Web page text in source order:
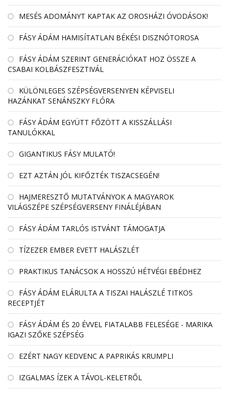
MESÉS ADOMÁNYT KAPTAK AZ OROSHÁZI ÓVODÁSOK!
FÁSY ÁDÁM HAMISÍTATLAN BÉKÉSI DISZNÓTOROSA
FÁSY ÁDÁM SZERINT GENERÁCIÓKAT HOZ ÖSSZE A
CSABAI KOLBÁSZFESZTIVÁL
KÜLÖNLEGES SZÉPSÉGVERSENYEN KÉPVISELI
HAZÁNKAT SENÁNSZKY FLÓRA
FÁSY ÁDÁM EGYÜTT FŐZÖTT A KISSZÁLLÁSI
TANULÓKKAL
GIGANTIKUS FÁSY MULATÓ!
EZT AZTÁN JÓL KIFŐZTÉK TISZACSEGÉN!
HAJMERESZTŐ MUTATVÁNYOK A MAGYAROK
VILÁGSZÉPE SZÉPSÉGVERSENY FINÁLÉJÁBAN
FÁSY ÁDÁM TARLÓS ISTVÁNT TÁMOGATJA
TÍZEZER EMBER EVETT HALÁSZLÉT
PRAKTIKUS TANÁCSOK A HOSSZÚ HÉTVÉGI EBÉDHEZ
FÁSY ÁDÁM ELÁRULTA A TISZAI HALÁSZLÉ TITKOS
RECEPTJÉT
FÁSY ÁDÁM ÉS 20 ÉVVEL FIATALABB FELESÉGE - MARIKA
IGAZI SZŐKE SZÉPSÉG
EZÉRT NAGY KEDVENC A PAPRIKÁS KRUMPLI
IZGALMAS ÍZEK A TÁVOL-KELETRŐL